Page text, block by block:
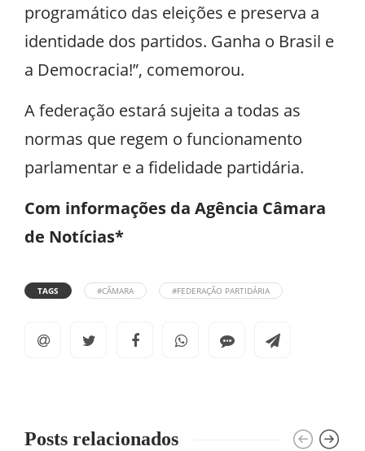
programático das eleições e preserva a
identidade dos partidos. Ganha o Brasil e
a Democracia!”, comemorou.
A federação estará sujeita a todas as
normas que regem o funcionamento
parlamentar e a fidelidade partidária.
Com informações da Agência Câmara
de Notícias*
TAGS #CÂMARA #FEDERAÇÃO PARTIDÁRIA
Posts relacionados